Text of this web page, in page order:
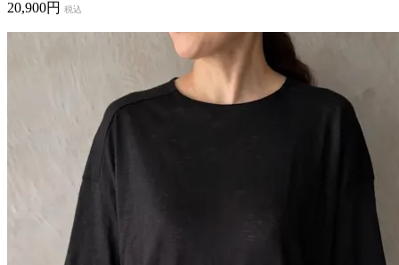
20,900円 税込